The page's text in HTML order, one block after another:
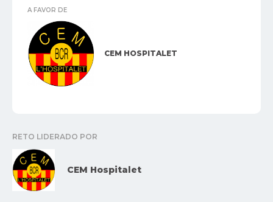
A FAVOR DE
CEM HOSPITALET
RETO LIDERADO POR
CEM Hospitalet